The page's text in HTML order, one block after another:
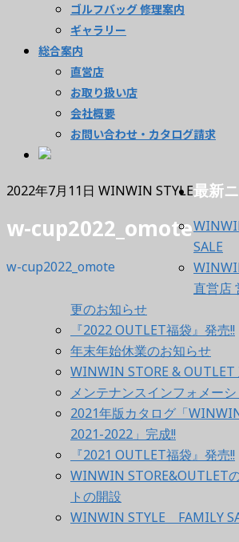
ゴルフバッグ 修理案内
ギャラリー
総合案内
直営店
お取り扱い店
会社概要
お問い合わせ・カタログ請求
2022年7月11日 WINWIN STYLE
w-cup2022_omote
w-cup2022_omote
最新
SALE
直営店
更のお知らせ
『2022 OUTLET福袋』発売!!
年末年始休業のお知らせ
WINWIN STORE & OUTLET
メンテナンスインフォメー
2021年版カタログ「
2021-2022」完成!!
『2021 OUTLET福袋』発売!!
WINWIN STORE&OUTLET
トの開設
WINWIN STYLE FAMILY